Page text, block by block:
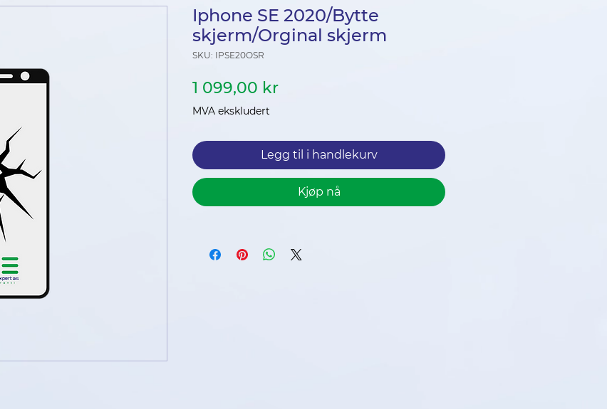
Iphone SE 2020/Bytte
skjerm/Orginal skjerm
SKU: IPSE20OSR
1 099,00 krPris
MVA ekskludert
Legg til i handlekurv
Kjøp nå